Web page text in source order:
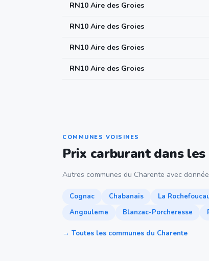
RN10 Aire des Groies
RN10 Aire des Groies
RN10 Aire des Groies
RN10 Aire des Groies
COMMUNES VOISINES
Prix carburant dans les
Autres communes du Charente avec
Cognac Chabanais La
Angouleme
Blanzac-Porcheresse
→ Toutes les communes du Charente